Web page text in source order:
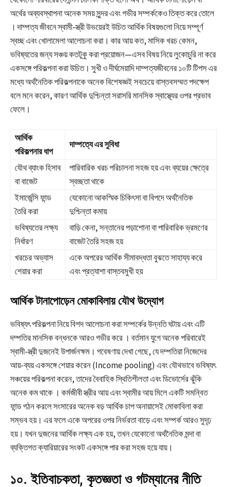
অর্থের অব্যবস্থাপনা অনেক সময় সুন্দর এবং গভীর সম্পর্ককেও তিক্ত করে তোলে
। দাম্পত্য জীবনে স্বামী-স্ত্রী উভয়েরই উচিত আর্থিক বিষয়গুলো নিয়ে সম্পূর্ণ
স্বচ্ছ এবং খোলামেলা আলোচনা করা। কার আয় কত, মাসিক খরচ কেমন,
ভবিষ্যতের জন্য সঞ্চয় কতটুকু করা প্রয়োজন—এসব বিষয় নিয়ে লুকোচুরি না করে
একসঙ্গে পরিকল্পনা করা উচিত। সুখী ও দীর্ঘমেয়াদি দাম্পত্যজীবনের ১০টি টিপস এর
মধ্যে অর্থনৈতিক পরিকল্পনাকে অনেক বিশেষজ্ঞই সবচেয়ে বাস্তবসম্মত পদক্ষেপ
বলে মনে করেন, কারণ আর্থিক দুশ্চিন্তা সরাসরি মানসিক স্বাস্থ্যের ওপর প্রভাব
ফেলে।
আর্থিক
পরিকল্পনার ধাপ
দাম্পত্যে এর সুবিধা
যৌথ ব্যাংক হিসাব
বা বাজেট
পারিবারিক খরচ পরিচালনা সহজ হয় এবং ব্যয়ের ক্ষেত্রে
স্বচ্ছতা থাকে
ইমার্জেন্সি ফান্ড
তৈরি করা
যেকোনো আকস্মিক চিকিৎসা বা বিপদে অর্থনৈতিক
দুশ্চিন্তা কমায়
ভবিষ্যতের লক্ষ্য
নির্ধারণ
বাড়ি কেনা, সন্তানের পড়াশোনা বা পারিবারিক ভ্রমণের
বাজেট তৈরি সহজ হয়
খরচের অভ্যাস
শেয়ার করা
একে অপরের আর্থিক সীমাবদ্ধতা বুঝতে সাহায্য করে
এবং প্রত্যাশা বাস্তবমুখী হয়
আর্থিক টানাপোড়েন মোকাবিলায় যৌথ উদ্যোগ
ভবিষ্যৎ পরিকল্পনা নিয়ে বিশদ আলোচনা করা সম্পর্কের উন্নতি ঘটায় এবং এটি
দম্পতির মানসিক বন্ধনকে আরও গভীর করে । বর্তমান যুগে অনেক পরিবারেই
স্বামী-স্ত্রী দুজনেই উপার্জনক্ষম। গবেষণায় দেখা গেছে, যে দম্পতিরা নিজেদের
আয়-ব্যয় একসঙ্গে শেয়ার করেন (Income pooling) এবং যৌথভাবে ভবিষ্যৎ
সঞ্চয়ের পরিকল্পনা করেন, তাদের বৈবাহিক স্থিতিশীলতা এবং ডিভোর্সের ঝুঁকি
অনেক কম থাকে । কর্মজীবী স্ত্রীর আয় এবং স্বামীর আয় মিলে একটি সমন্বিত
ফান্ড গঠন করলে সংসারের অনেক বড় আর্থিক চাপ অনায়াসেই মোকাবিলা করা
সম্ভব হয়। এর ফলে একে অপরের ওপর নির্ভরতা বাড়ে এবং সম্পর্ক আরও সুদৃঢ়
হয়। যখন দুজনের আর্থিক লক্ষ্য এক হয়, তখন যেকোনো অর্থনৈতিক মন্দা বা
ব্যক্তিগত ক্যারিয়ারের সংকট একসঙ্গে পার করা সহজ হয়ে যায়।
১০. ইতিবাচকতা, কৃতজ্ঞতা ও গটম্যানের নীতি